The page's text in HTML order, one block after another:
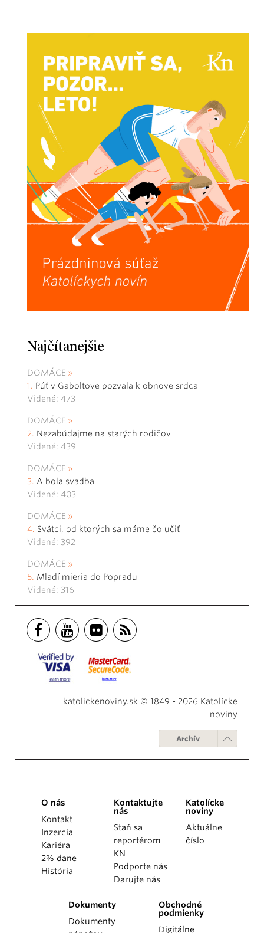
Najčítanejšie
DOMÁCE
Púť v Gaboltove pozvala k obnove srdca
Videné: 473
DOMÁCE
Nezabúdajme na starých rodičov
Videné: 439
DOMÁCE
A bola svadba
Videné: 403
DOMÁCE
Svätci, od ktorých sa máme čo učiť
Videné: 392
DOMÁCE
Mladí mieria do Popradu
Videné: 316
katolickenoviny.sk © 1849 - 2026 Katolícke
noviny
Archív
O nás
Kontakt
Inzercia
Kariéra
2% dane
História
Kontaktujte
nás
Staň sa
reportérom
KN
Podporte nás
Darujte nás
Katolícke
noviny
Aktuálne
číslo
Dokumenty
Dokumenty
Obchodné
podmienky
Digitálne